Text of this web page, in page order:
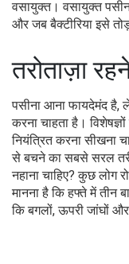
वसायुक्त। वसायुक्त
और जब बैक्टीरिया इसे
तरोताज़ा
पसीना आना फायदेमंद है,
करना चाहता है।
नियंत्रित करना सीखना
से बचने का सबसे सरल
नहाना चाहिए? कुछ लोग
मानना है कि हफ्ते में तीन
कि बगलों, ऊपरी जांघों